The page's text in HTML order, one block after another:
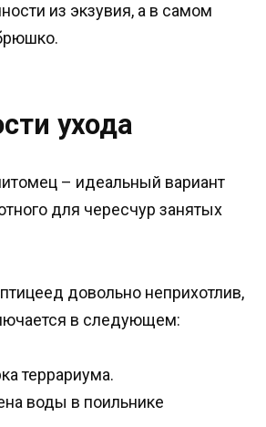
из экзувия, а в самом
ухода
– идеальный вариант
для чересчур занятых
довольно неприхотлив,
в следующем:
террариума.
воды в поильнике